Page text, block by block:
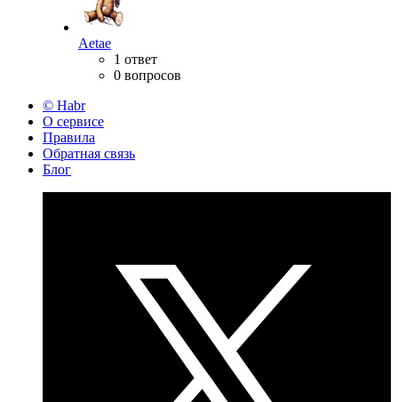
Aetae
1 ответ
0 вопросов
© Habr
О сервисе
Правила
Обратная связь
Блог